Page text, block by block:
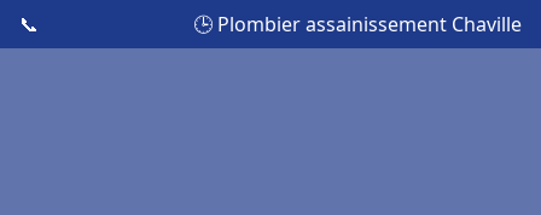
📞 🕒 Plombier assainissement Chaville